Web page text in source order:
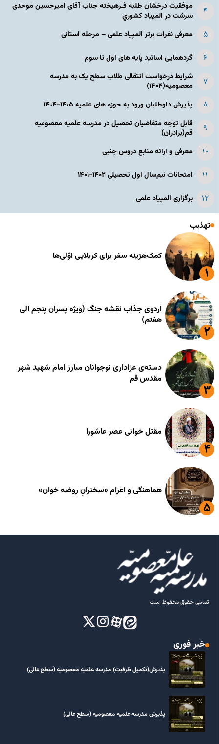
موفقیت درخشان طلبه فـرهیخته جناب آقای امیرحسین موحدی
سرشت در المپياد كشوري
معرفی نفرات برتر المپیاد علمی – مرحله استانی
گردهمایی اساتید پایه های اول تا سوم
شرایط درخواست انتقالی طلاب سطح یک به مدرسه
معصومیه(۱۴۰۴)
پذیرش داوطلبان ورود به حوزه های علمیه ١۴٠۵-١۴٠۴
قابل توجه متقاضیان تحصیل در مدرسه علمیه معصومیه
قم(برادران)
معرفی و ارائه منابع دروس جنبی
امتحانات نیم‌سال اول تحصیلی ۱۴۰۲-۱۴۰۱
برگزاری المپیاد علمی
تهذیب
کمک‌هزینه سفر برای کربلایی اوّلی‌ها
اردوی جذاب نقشه جنگ (ویژه پسران پنجم الی
هفتم)
دسته‌ی عزاداری نوجوانان مبارز امام شهید شهر
مقدس قم
مقتل خوانی عصر عاشورا
هماهنگی و اعزام «سخنرانِ روضه خوان»
تمامی حقوق محفوظ است
خبر فوری
پذیرش(تکمیل ظرفیت) مدرسه علمیه معصومیه‌ (سطح عالی)
پذیرش مدرسه علمیه معصومیه‌ (سطح عالی)